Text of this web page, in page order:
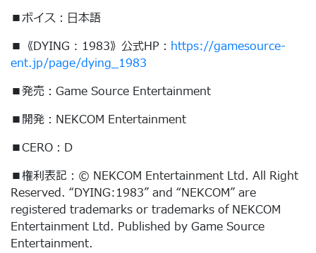
■ボイス：日本語
■《DYING : 1983》公式HP： https://gamesource-
ent.jp/page/dying_1983
■発売：Game Source Entertainment
■開発：NEKCOM Entertainment
■CERO：D
■権利表記：© NEKCOM Entertainment Ltd. All Right
Reserved. “DYING:1983” and “NEKCOM” are
registered trademarks or trademarks of NEKCOM
Entertainment Ltd. Published by Game Source
Entertainment.